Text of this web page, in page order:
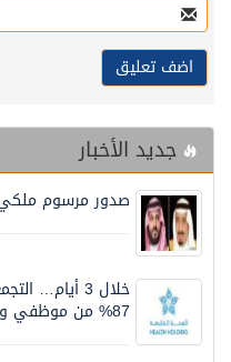
جديد الأخبار
صدور مرسوم ملكي
خلال 3
87% من موظفي وزارة الصحة لعروض الانتقال